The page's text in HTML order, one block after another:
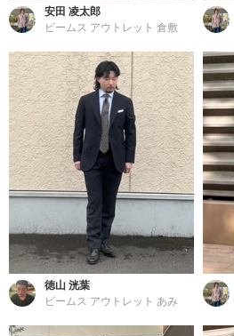
安田 凌太郎
ビームス アウトレット 倉敷
徳山 洸葉
ビームス アウトレット あみ